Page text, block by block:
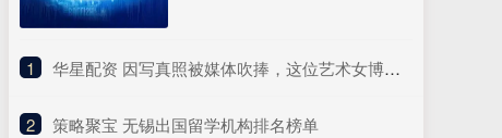
1 ​华星配资 因写真照被媒体吹捧，这位艺术女博主被百万拳迷称为UFC传奇？
2 ​策略聚宝 无锡出国留学机构排名榜单